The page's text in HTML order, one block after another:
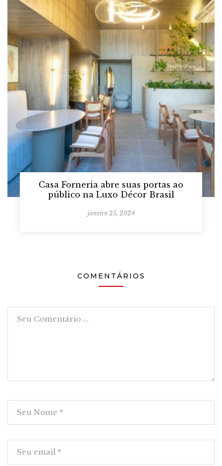
Casa Forneria abre suas portas ao
público na Luxo Décor Brasil
janeiro 25, 2024
COMENTÁRIOS